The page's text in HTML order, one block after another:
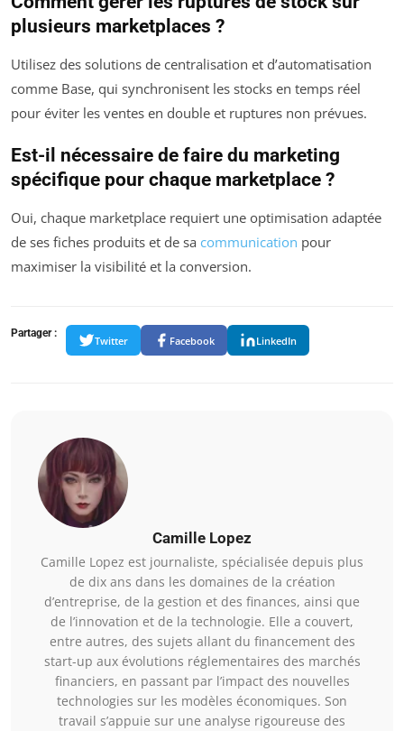
plusieurs marketplaces ?
Utilisez des solutions de centralisation et d’automatisation
comme Base, qui synchronisent les stocks en temps réel
pour éviter les ventes en double et ruptures non prévues.
Est-il nécessaire de faire du marketing
spécifique pour chaque marketplace ?
Oui, chaque marketplace requiert une optimisation adaptée
de ses fiches produits et de sa communication pour
maximiser la visibilité et la conversion.
Partager :
Twitter Facebook LinkedIn
Camille Lopez
Camille Lopez est journaliste, spécialisée depuis plus
de dix ans dans les domaines de la création
d’entreprise, de la gestion et des finances, ainsi que
de l’innovation et de la technologie. Elle a couvert,
entre autres, des sujets allant du financement des
start-up aux évolutions réglementaires des marchés
financiers, en passant par l’impact des nouvelles
technologies sur les modèles économiques. Son
travail s’appuie sur une analyse rigoureuse des